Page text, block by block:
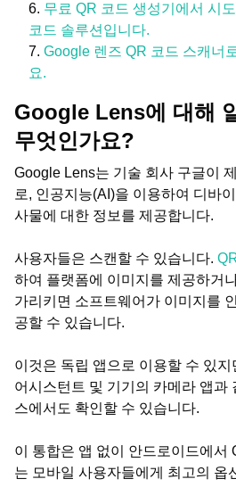
무료 QR 코드 생성기에서 시
코드 솔루션입니다.
Google 렌즈 QR 코드 스캐너
요.
Google Lens에 대해
무엇인가요?
Google Lens는 기술 회사 구글이
로, 인공지능(AI)을 이용하여 디바
사물에 대한 정보를 제공합니다.
사용자들은 스캔할 수 있습니다.
하여 플랫폼에 이미지를 제공하거
가리키면 소프트웨어가 이미지를
공할 수 있습니다.
이것은 독립 앱으로 이용할 수 있
어시스턴트 및 기기의 카메라 앱과
스에서도 확인할 수 있습니다.
이 통합은 앱 없이 안드로이드에서
는 모바일 사용자들에게 최고의 옵